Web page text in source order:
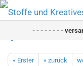
- - - - - - - -
« Erster « zurück